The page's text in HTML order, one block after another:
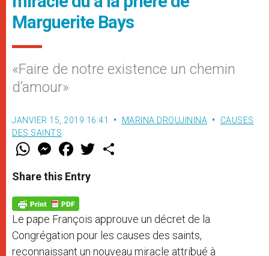
Marguerite Bays
«Faire de notre existence un chemin
d’amour»
JANVIER 15, 2019 16:41 MARINA DROUJININA
CAUSES
DES SAINTS
W
t
s
p
p
M
e
s
e
g
e
r
F
a
e
b
o
k
w
Share this Entry
Le pape François approuve un décret de la
Congrégation pour les causes des saints,
reconnaissant un nouveau miracle attribué à